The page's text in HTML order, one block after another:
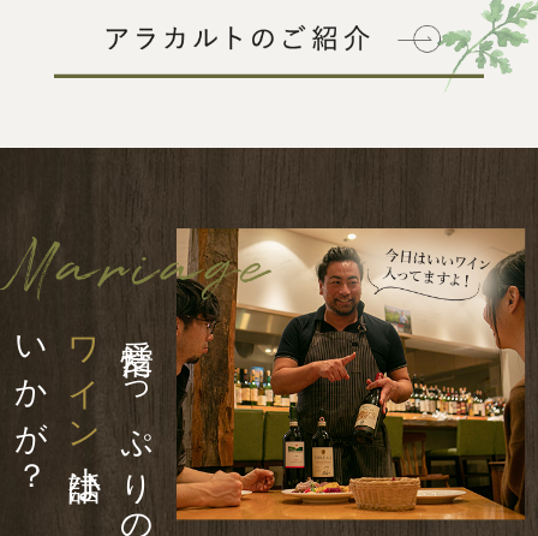
愛情たっぷりの
ワイン
小話は
いかが？